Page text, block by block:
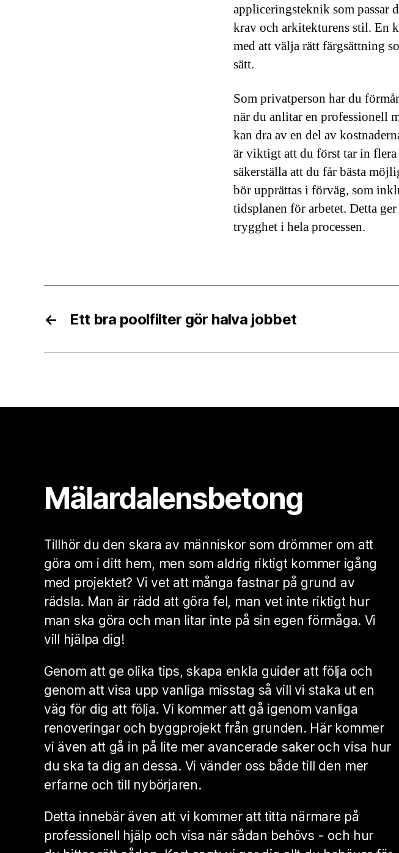
appliceringsteknik som passar
krav och arkitekturens stil. En
med att välja rätt färgsättning
sätt.
Som privatperson har du
när du anlitar en professionell
kan dra av en del av
är viktigt att du först tar in
säkerställa att du får bästa
bör upprättas i förväg, som
tidsplanen för arbetet. Detta
trygghet i hela processen.
← Ett bra poolfilter gör halva jobbet
Mälardalensbetong
Tillhör du den skara av människor som drömmer om att
göra om i ditt hem, men som aldrig riktigt kommer igång
med projektet? Vi vet att många fastnar på grund av
rädsla. Man är rädd att göra fel, man vet inte riktigt hur
man ska göra och man litar inte på sin egen förmåga. Vi
vill hjälpa dig!
Genom att ge olika tips, skapa enkla guider att följa och
genom att visa upp vanliga misstag så vill vi staka ut en
väg för dig att följa. Vi kommer att gå igenom vanliga
renoveringar och byggprojekt från grunden. Här kommer
vi även att gå in på lite mer avancerade saker och visa hur
du ska ta dig an dessa. Vi vänder oss både till den mer
erfarne och till nybörjaren.
Detta innebär även att vi kommer att titta närmare på
professionell hjälp och visa när sådan behövs - och hur